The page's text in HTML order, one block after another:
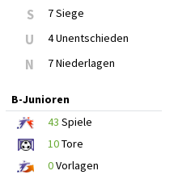
S 7 Siege
U 4 Unentschieden
N 7 Niederlagen
B-Junioren
43 Spiele
10Tore
0Vorlagen